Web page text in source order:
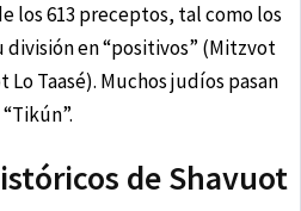
los 613 preceptos, tal como los
división en “positivos” (Mitzvot
Taasé). Muchos judíos pasan
de Shavuot